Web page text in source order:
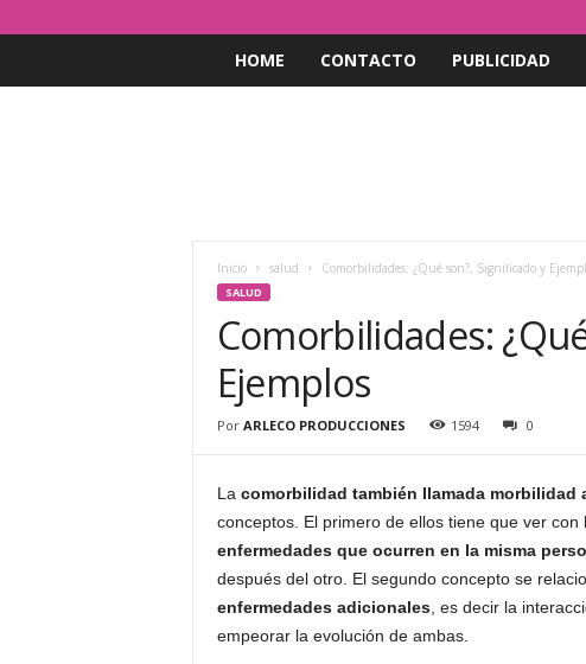
HOME CONTACTO PUBLICIDAD
Inicio salud Comorbilidades: ¿Qué son?, Significado y
SALUD
Comorbilidades:
Ejemplos
Por ARLECO PRODUCCIONES 1594 0
La comorbilidad también llamada morbilidad
conceptos. El primero de ellos tiene que ver con
enfermedades que ocurren en la misma
después del otro. El segundo concepto se
enfermedades adicionales, es decir la
empeorar la evolución de ambas.